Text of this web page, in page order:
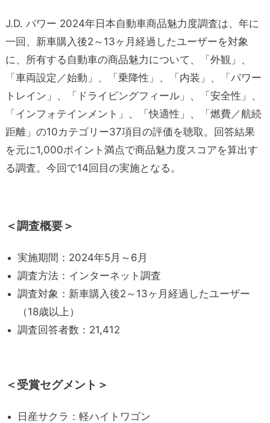
J.D. パワー 2024年日本自動車商品魅力度調査は、年に
一回、新車購入後2～13ヶ月経過したユーザーを対象
に、所有する自動車の商品魅力について、「外観」、
「車両設定／始動」、「乗降性」、「内装」、「パワー
トレイン」、「ドライビングフィール」、「安全性」、
「インフォテインメント」、「快適性」、「燃費／航続
距離」の10カテゴリー37項目の評価を聴取。回答結果
を元に1,000ポイント満点で商品魅力度スコアを算出す
る調査。今回で14回目の実施となる。
＜調査概要＞
実施期間：2024年5月～6月
調査方法：インターネット調査
調査対象：新車購入後2～13ヶ月経過したユーザー
（18歳以上）
調査回答者数：21,412
＜受賞セグメント＞
日産サクラ：軽ハイトワゴン